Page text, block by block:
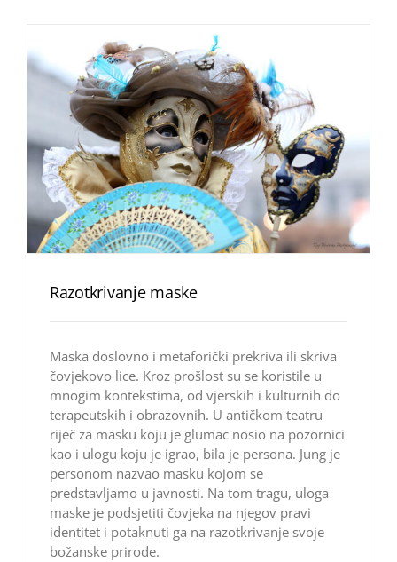
Razotkrivanje maske
Maska doslovno i metaforički prekriva ili skriva
čovjekovo lice. Kroz prošlost su se koristile u
mnogim kontekstima, od vjerskih i kulturnih do
terapeutskih i obrazovnih. U antičkom teatru
riječ za masku koju je glumac nosio na pozornici
kao i ulogu koju je igrao, bila je persona. Jung je
personom nazvao masku kojom se
predstavljamo u javnosti. Na tom tragu, uloga
maske je podsjetiti čovjeka na njegov pravi
identitet i potaknuti ga na razotkrivanje svoje
božanske prirode.